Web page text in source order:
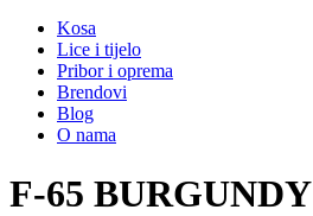
Kosa
Lice i tijelo
Pribor i oprema
Brendovi
Blog
O nama
F-65 BURGUNDY